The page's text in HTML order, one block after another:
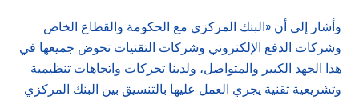
وأشار إلى أن «البنك المركزي مع الحكومة والقطاع الخاص
وشركات الدفع الإلكتروني وشركات التقنيات تخوض جميعها في
هذا الجهد الكبير والمتواصل، ولدينا تحركات واتجاهات تنظيمية
وتشريعية تقنية يجري العمل عليها بالتنسيق بين البنك المركزي